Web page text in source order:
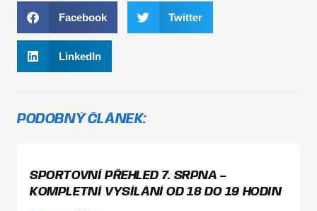
Facebook Twitter
LinkedIn
PODOBNÝ ČLÁNEK:
SPORTOVNÍ PŘEHLED 7. SRPNA –
KOMPLETNÍ VYSÍLÁNÍ OD 18 DO 19 HODIN